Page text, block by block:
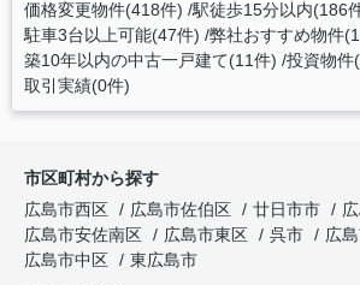
価格変更物件(418件) 駅徒歩15分以内(186
駐車3台以上可能(47件) 弊社おすすめ物件
築10年以内の中古一戸建て(11件) 投資物件
取引実績(0件)
市区町村から探す
広島市西区
広島市佐伯区 廿日市市
広島市安佐南区
広島市東区 呉市
広
広島市中区
東広島市